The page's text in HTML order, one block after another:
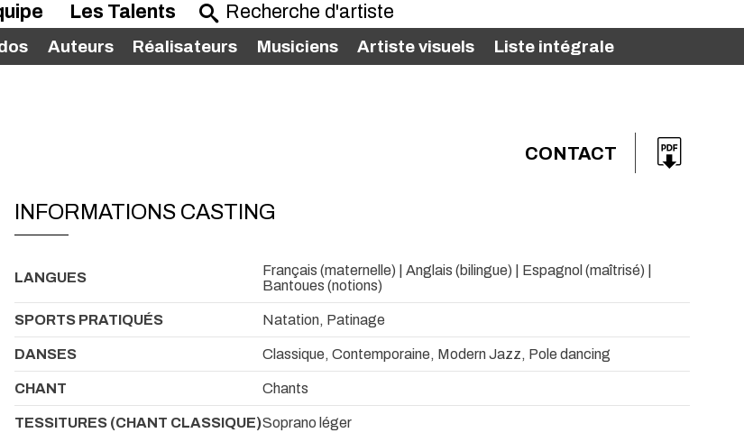
Les Talents
Auteurs Réalisateurs Musiciens Artiste visuels Liste intégrale
CONTACT
INFORMATIONS CASTING
LANGUES
Français (maternelle) | Anglais (bilingue) | Espagnol (maîtrisé) |
Bantoues (notions)
SPORTS PRATIQUÉS Natation, Patinage
DANSES Classique, Contemporaine, Modern Jazz, Pole dancing
CHANT Chants
TESSITURES (CHANT CLASSIQUE)Soprano léger